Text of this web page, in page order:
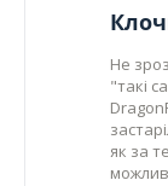
Не
"такі
як за